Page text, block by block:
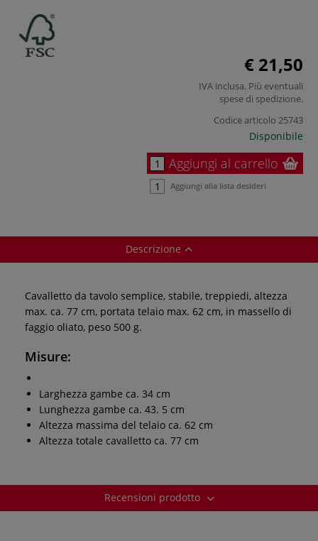
€ 21,50
IVA inclusa. Più eventuali
spese di spedizione.
Codice articolo 25743
Disponibile
Aggiungi al carrello
Aggiungi alla lista desideri
Descrizione
Cavalletto da tavolo semplice, stabile, treppiedi, altezza
max. ca. 77 cm, portata telaio max. 62 cm, in massello di
faggio oliato, peso 500 g.
Misure:
Larghezza gambe ca. 34 cm
Lunghezza gambe ca. 43. 5 cm
Altezza massima del telaio ca. 62 cm
Altezza totale cavalletto ca. 77 cm
Recensioni prodotto